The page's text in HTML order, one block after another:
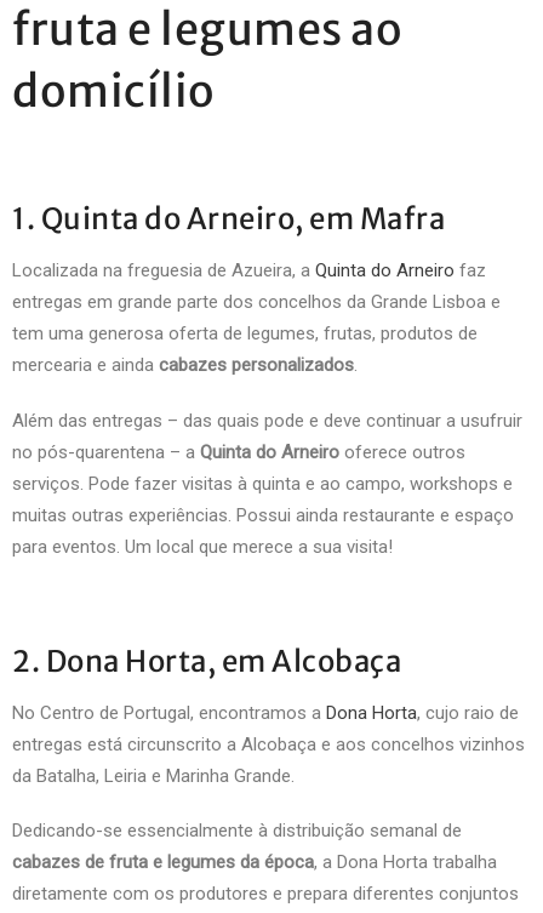
fruta e legumes ao
domicílio
1. Quinta do Arneiro, em Mafra
Localizada na freguesia de Azueira, a Quinta do Arneiro faz
entregas em grande parte dos concelhos da Grande Lisboa e
tem uma generosa oferta de legumes, frutas, produtos de
mercearia e ainda cabazes personalizados.
Além das entregas – das quais pode e deve continuar a usufruir
no pós-quarentena – a Quinta do Arneiro oferece outros
serviços. Pode fazer visitas à quinta e ao campo, workshops e
muitas outras experiências. Possui ainda restaurante e espaço
para eventos. Um local que merece a sua visita!
2. Dona Horta, em Alcobaça
No Centro de Portugal, encontramos a Dona Horta, cujo raio de
entregas está circunscrito a Alcobaça e aos concelhos vizinhos
da Batalha, Leiria e Marinha Grande.
Dedicando-se essencialmente à distribuição semanal de
cabazes de fruta e legumes da época, a Dona Horta trabalha
diretamente com os produtores e prepara diferentes conjuntos